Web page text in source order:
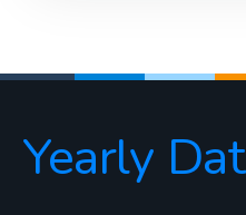
Yearly